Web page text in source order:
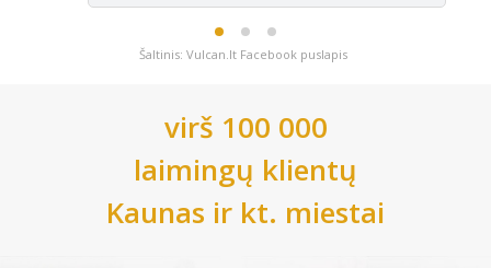
Šaltinis: Vulcan.lt Facebook puslapis
virš 100 000
laimingų klientų
Kaunas ir kt. miestai